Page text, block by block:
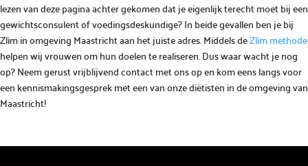
lezen van deze pagina achter gekomen dat je eigenlijk terecht moet bij een
gewichtsconsulent of voedingsdeskundige? In beide gevallen ben je bij
Zlim in omgeving Maastricht aan het juiste adres. Middels deZlim methode
helpen wij vrouwen om hun doelen te realiseren. Dus waar wacht je nog
op? Neem gerust vrijblijvend contact met ons op en kom eens langs voor
een kennismakingsgesprek met een van onze diëtisten in de omgeving van
Maastricht!